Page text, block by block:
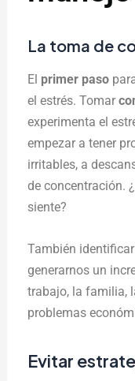
La toma de
El primer paso
el estrés. Tomar
experimenta el
empezar a tener
irritables, a
de concentración.
siente?
También
generarnos un
trabajo, la familia,
problemas
Evitar